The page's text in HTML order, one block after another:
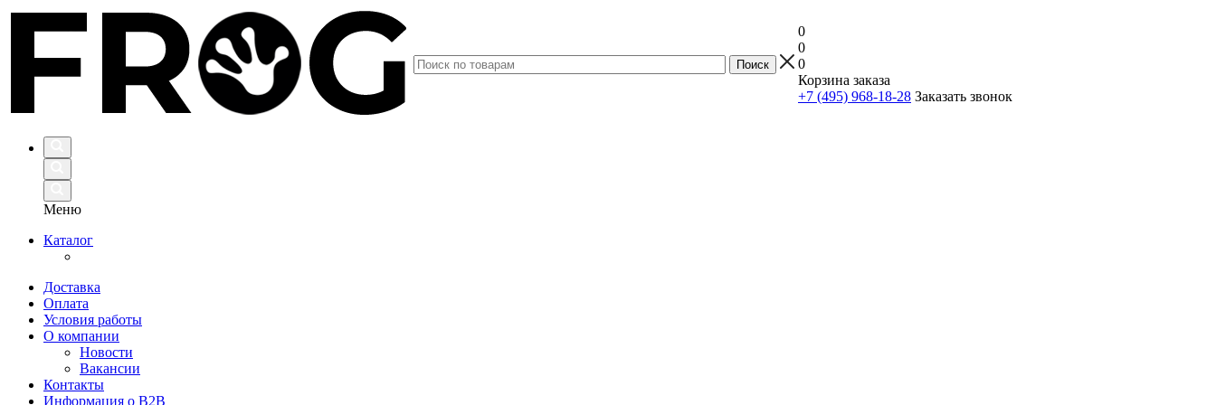
0
0
0
Корзина заказа
+7 (495) 968-18-28 Заказать звонок
Меню
Каталог
Доставка
Оплата
Условия работы
О компании
Новости
Вакансии
Контакты
Информация о B2B